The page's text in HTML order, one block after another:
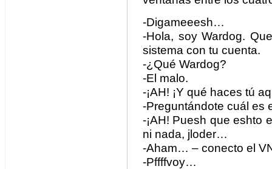
-Digameeesh…
-Hola, soy Wardog.
sistema con tu cuenta.
-¿Qué Wardog?
-El malo.
-¡AH! ¡Y qué haces tú
-Preguntándote cuál es
-¡AH! Puesh que eshto
ni nada, jloder…
-Aham… – conecto el
-Pffffvoy…